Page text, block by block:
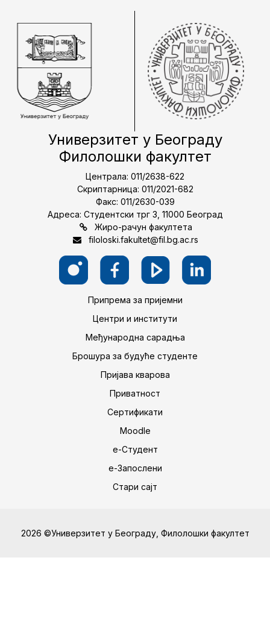
Универзитет у Београду
Филолошки факултет
Централа: 011/2638-622
Скриптарница: 011/2021-682
Факс: 011/2630-039
Адреса: Студентски трг 3, 11000 Београд
Жиро-рачун факултета
filoloski.fakultet@fil.bg.ac.rs
Припрема за пријемни
Центри и институти
Међународна сарадња
Брошура за будуће студенте
Пријава кварова
Приватност
Сертификати
Moodle
е-Студент
е-Запослени
Стари сајт
2026 ©Универзитет у Београду, Филолошки факултет